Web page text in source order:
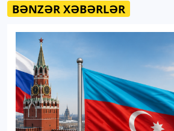
BƏNZƏR XƏBƏRLƏR